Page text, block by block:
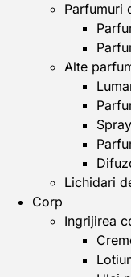
Parfumuri
Alte
Lichidari
Corp
Ingrijirea